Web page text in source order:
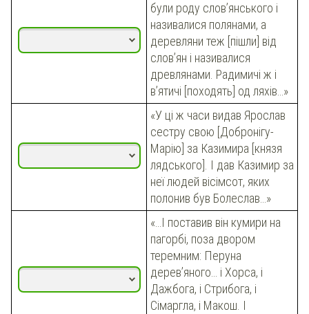
були роду слов’янського і
називалися полянами, а
деревляни теж [пішли] від
слов’ян і називалися
древлянами. Радимичі ж і
в’ятичі [походять] од ляхів…»
«У ці ж часи видав Ярослав
сестру свою [Добронігу-
Марію] за Казимира [князя
лядського]. І дав Казимир за
неї людей вісімсот, яких
полонив був Болеслав…»
«…І поставив він кумири на
пагорбі, поза двором
теремним: Перуна
дерев’яного… і Хорса, і
Дажбога, і Стрибога, і
Сімаргла, і Макош. І